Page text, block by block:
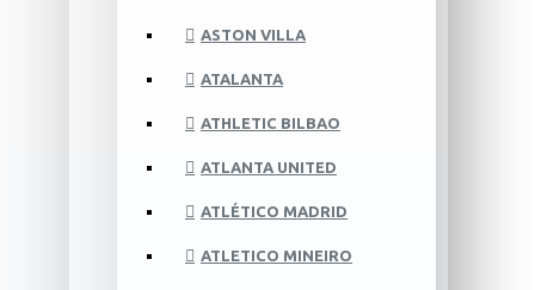
ASTON VILLA
ATALANTA
ATHLETIC BILBAO
ATLANTA UNITED
ATLÉTICO MADRID
ATLETICO MINEIRO